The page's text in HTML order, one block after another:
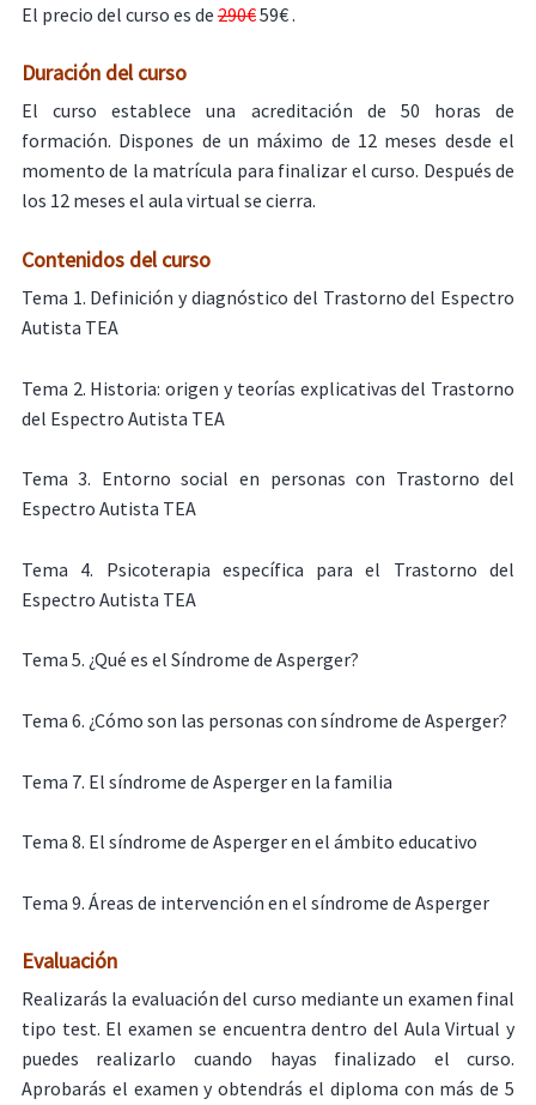
El precio del curso es de 290€59€ .
Duración del curso
El curso establece una acreditación de 50 horas de
formación. Dispones de un máximo de 12 meses desde el
momento de la matrícula para finalizar el curso. Después de
los 12 meses el aula virtual se cierra.
Contenidos del curso
Tema 1. Definición y diagnóstico del Trastorno del Espectro
Autista TEA
Tema 2. Historia: origen y teorías explicativas del Trastorno
del Espectro Autista TEA
Tema 3. Entorno social en personas con Trastorno del
Espectro Autista TEA
Tema 4. Psicoterapia específica para el Trastorno del
Espectro Autista TEA
Tema 5. ¿Qué es el Síndrome de Asperger?
Tema 6. ¿Cómo son las personas con síndrome de Asperger?
Tema 7. El síndrome de Asperger en la familia
Tema 8. El síndrome de Asperger en el ámbito educativo
Tema 9. Áreas de intervención en el síndrome de Asperger
Evaluación
Realizarás la evaluación del curso mediante un examen final
tipo test. El examen se encuentra dentro del Aula Virtual y
puedes realizarlo cuando hayas finalizado el curso.
Aprobarás el examen y obtendrás el diploma con más de 5